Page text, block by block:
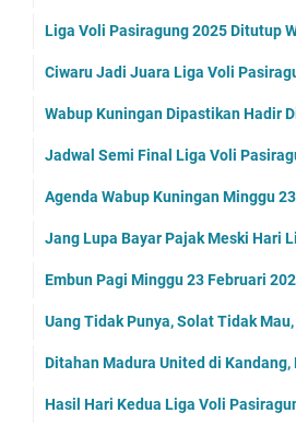
Liga Voli Pasiragung 2025 Ditutup
Ciwaru Jadi Juara Liga Voli
Wabup Kuningan Dipastikan Hadir
Jadwal Semi Final Liga Voli
Agenda Wabup Kuningan Minggu
Jang Lupa Bayar Pajak Meski Hari
Embun Pagi Minggu 23 Februari
Uang Tidak Punya, Solat Tidak
Ditahan Madura United di Kandang,
Hasil Hari Kedua Liga Voli